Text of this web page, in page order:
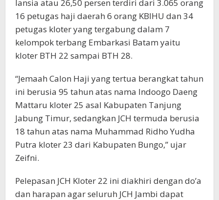
lansia atau 26,50 persen terdiri dari 3.065 orang
16 petugas haji daerah 6 orang KBIHU dan 34
petugas kloter yang tergabung dalam 7
kelompok terbang Embarkasi Batam yaitu
kloter BTH 22 sampai BTH 28.
“Jemaah Calon Haji yang tertua berangkat tahun
ini berusia 95 tahun atas nama Indoogo Daeng
Mattaru kloter 25 asal Kabupaten Tanjung
Jabung Timur, sedangkan JCH termuda berusia
18 tahun atas nama Muhammad Ridho Yudha
Putra kloter 23 dari Kabupaten Bungo,” ujar
Zeifni.
Pelepasan JCH Kloter 22 ini diakhiri dengan do’a
dan harapan agar seluruh JCH Jambi dapat